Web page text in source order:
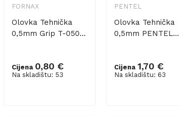
FORNAX
Olovka Tehnička
0,5mm Grip T-050...
Cijena 0,80 €
Na skladištu: 53
Dodaj u košaricu
PENTEL
Olovka Tehnička
0,5mm PENTEL...
Cijena 1,70 €
Na skladištu: 63
Dodaj u košaricu